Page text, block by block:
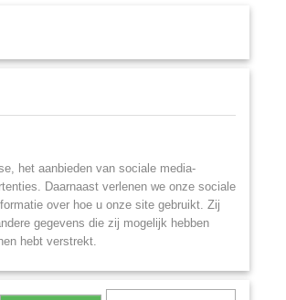
het aanbieden van sociale media-
Daarnaast verlenen we onze sociale
over hoe u onze site gebruikt. Zij
gegevens die zij mogelijk hebben
hebt verstrekt.